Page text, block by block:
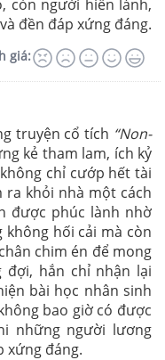
còn người hiền lành,
đền đáp xứng đáng.
giá:
truyện cổ tích “Non-
kẻ tham lam, ích kỷ
chỉ cướp hết tài
khỏi nhà một cách
được phúc lành nhờ
hối cải mà còn
chim én để mong
hắn chỉ nhận lại
bài học nhân sinh
bao giờ có được
những người lương
xứng đáng.